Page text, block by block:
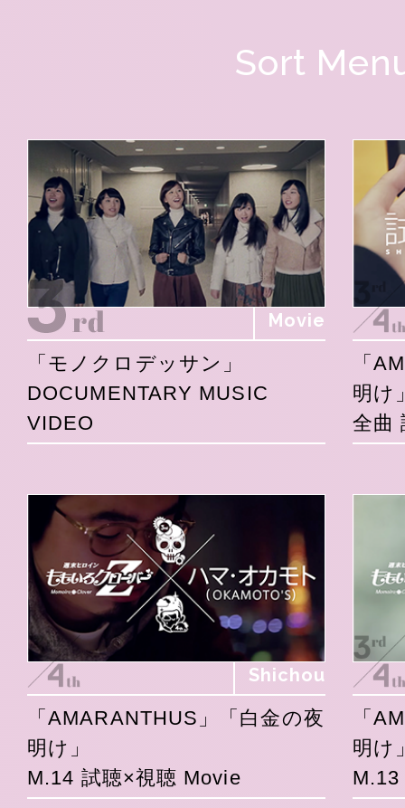
Sort
Movie
「モノクロデッサン」
DOCUMENTARY MUSIC
VIDEO
「
明け
全曲
Shichou
「AMARANTHUS」「白金の夜
明け」
M.14 試聴×視聴 Movie
「
明け